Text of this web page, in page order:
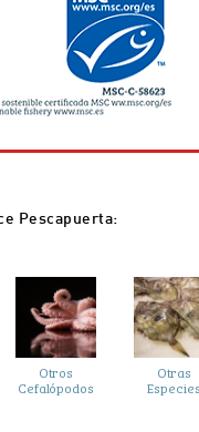
Pescapuerta:
Otros
Cefalópodos
Otras
Especies